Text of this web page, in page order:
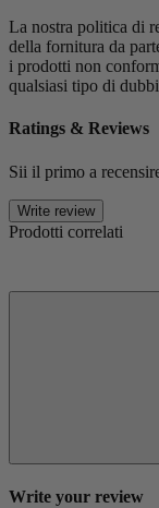
La nostra politica di
della fornitura da
i prodotti non
qualsiasi tipo di
Ratings & Reviews
Sii il primo a
Write review
Prodotti correlati
Write your review